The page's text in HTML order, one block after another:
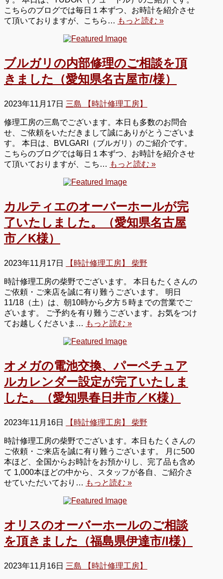
こちらのブログでは毎日１本ずつ、お時計を紹介させ
て頂いておりますが、こちら… もっと読む »
ブルガリの内部修理のご相談を頂
きました（愛知県名古屋市/様）
2023年11月17日 三島 【時計修理工房】
修理工房の三島でございます。本日も多数のお問合
せ、ご依頼をいただきまして誠にありがとうございま
す。 本日は、BVLGARI（ブルガリ）のご紹介です。
こちらのブログでは毎日１本ずつ、お時計を紹介させ
て頂いておりますが、こち… もっと読む »
カルティエのオーバーホールが完
了いたしました。（愛知県名古屋
市／K様）
2023年11月17日 【時計修理工房】 柴野
時計修理工房の柴野でございます。 本日もたくさんの
ご依頼・ご来店を誠に有り難うございます。 明日
11/18（土）は、朝10時から夕方５時までの営業でご
ざいます。 ご予約を有り難うございます。お気をつけ
てお越しくださいま… もっと読む »
オメガの電池交換、パーペチュア
ルカレンダー設定が完了いたしま
した。（愛知県春日井市／K様）
2023年11月16日 【時計修理工房】 柴野
時計修理工房の柴野でございます。本日もたくさんの
ご依頼・ご来店を誠に有り難うございます。 月に500
本ほど、全国からお時計をお預かりし、完了品も含め
て 1,000本ほどの中から、スタッフが各自、ご紹介さ
せていただいており… もっと読む »
オリスのオーバーホールのご相談
を頂きました（福島県伊達市/I様）
2023年11月16日 三島 【時計修理工房】